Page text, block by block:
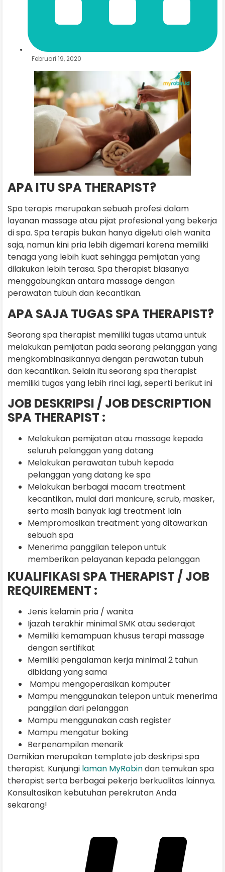
Februari 19, 2020
APA ITU SPA THERAPIST?
Spa terapis merupakan sebuah profesi dalam
layanan massage atau pijat profesional yang bekerja
di spa. Spa terapis bukan hanya digeluti oleh wanita
saja, namun kini pria lebih digemari karena memiliki
tenaga yang lebih kuat sehingga pemijatan yang
dilakukan lebih terasa. Spa therapist biasanya
menggabungkan antara massage dengan
perawatan tubuh dan kecantikan.
APA SAJA TUGAS SPA THERAPIST?
Seorang spa therapist memiliki tugas utama untuk
melakukan pemijatan pada seorang pelanggan yang
mengkombinasikannya dengan perawatan tubuh
dan kecantikan. Selain itu seorang spa therapist
memiliki tugas yang lebih rinci lagi, seperti berikut ini
JOB DESKRIPSI / JOB DESCRIPTION
SPA THERAPIST :
Melakukan pemijatan atau massage kepada
seluruh pelanggan yang datang
Melakukan perawatan tubuh kepada
pelanggan yang datang ke spa
Melakukan berbagai macam treatment
kecantikan, mulai dari manicure, scrub, masker,
serta masih banyak lagi treatment lain
Mempromosikan treatment yang ditawarkan
sebuah spa
Menerima panggilan telepon untuk
memberikan pelayanan kepada pelanggan
KUALIFIKASI SPA THERAPIST / JOB
REQUIREMENT :
Jenis kelamin pria / wanita
Ijazah terakhir minimal SMK atau sederajat
Memiliki kemampuan khusus terapi massage
dengan sertifikat
Memiliki pengalaman kerja minimal 2 tahun
dibidang yang sama
Mampu mengoperasikan komputer
Mampu menggunakan telepon untuk menerima
panggilan dari pelanggan
Mampu menggunakan cash register
Mampu mengatur boking
Berpenampilan menarik
Demikian merupakan template job deskripsi spa
therapist. Kunjungi laman MyRobindan temukan spa
therapist serta berbagai pekerja berkualitas lainnya.
Konsultasikan kebutuhan perekrutan Anda
sekarang!